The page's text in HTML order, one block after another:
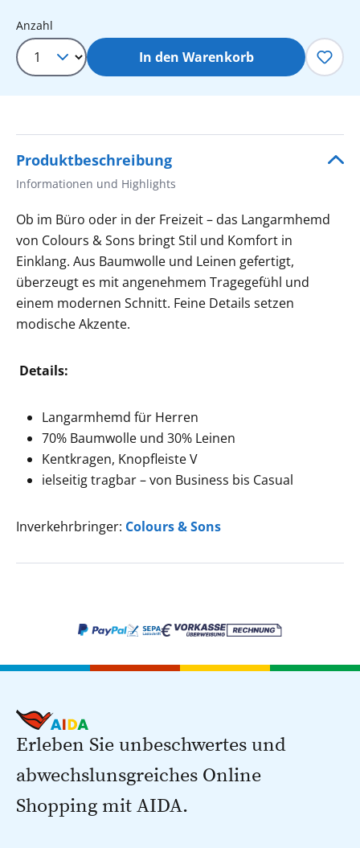
Produkt Anzahl: Gib den
Anzahl
In den Warenkorb
Produktbeschreibung
Informationen und Highlights
Ob im Büro oder in der Freizeit – das Langarmhemd
von Colours & Sons bringt Stil und Komfort in
Einklang. Aus Baumwolle und Leinen gefertigt,
überzeugt es mit angenehmem Tragegefühl und
einem modernen Schnitt. Feine Details setzen
modische Akzente.
Details:
Langarmhemd für Herren
70% Baumwolle und 30% Leinen
Kentkragen, Knopfleiste V
ielseitig tragbar – von Business bis Casual
Inverkehrbringer: Colours & Sons
Erleben Sie unbeschwertes und
abwechslunsgreiches Online
Shopping mit AIDA.